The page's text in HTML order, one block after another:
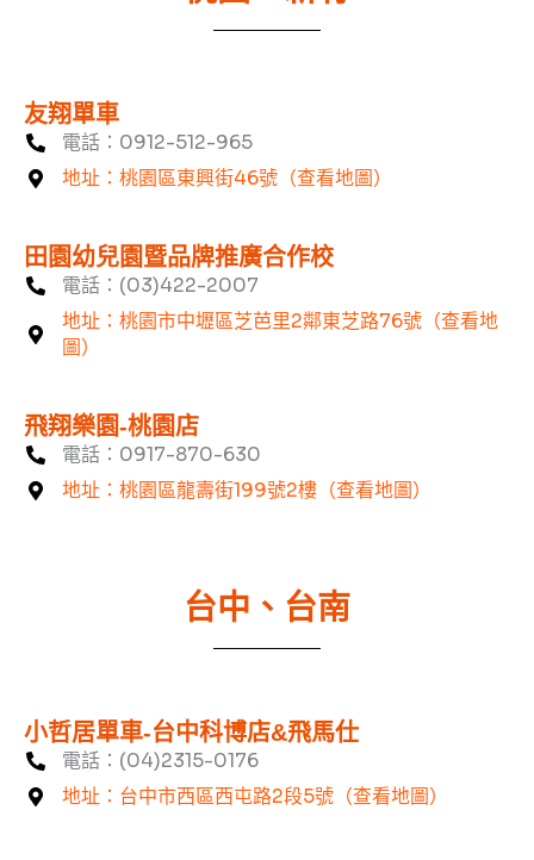
友翔單車
電話：0912-512-965
地址：桃園區東興街46號（查看地圖）
田園幼兒園暨品牌推廣合作校
電話：(03)422-2007
地址：桃園市中壢區芝芭里2鄰東芝路76號（查看地
圖）
飛翔樂園-桃園店
電話：0917-870-630
地址：桃園區龍壽街199號2樓（查看地圖）
台中、台南
小哲居單車-台中科博店&飛馬仕
電話：(04)2315-0176
地址：台中市西區西屯路2段5號（查看地圖）